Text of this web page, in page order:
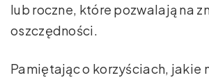
lub roczne, które pozwalają na
oszczędności.
Pamiętając o korzyściach, jakie